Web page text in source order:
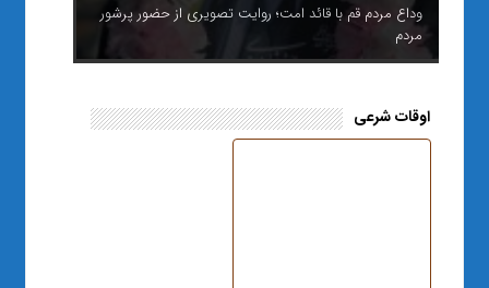
وداع مردم قم با قائد امت؛ روایت تصویری از حضور پرشور
مردم
اوقات شرعی